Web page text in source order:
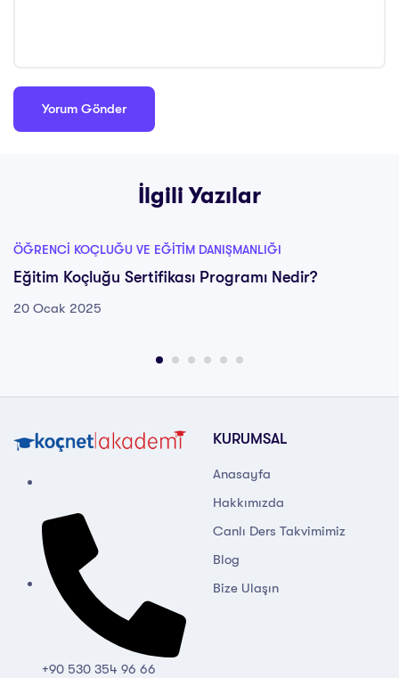
İlgili Yazılar
ÖĞRENCI KOÇLUĞU VE EĞITIM DANIŞMANLIĞI
Eğitim Koçluğu Sertifikası Programı Nedir?
20 Ocak 2025
+90 530 354 96 66
KURUMSAL
Anasayfa
Hakkımızda
Canlı Ders Takvimimiz
Blog
Bize Ulaşın